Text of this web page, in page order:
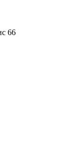
66